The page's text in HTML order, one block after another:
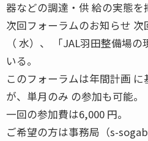
器などの調達・供 給の実態を
次回フォーラムのお知らせ 次
（ 水）、 「JAL羽田整備場
いる。
このフォーラムは年間計画
が、単月のみ の参加も可能。
一回の参加費は6,000 円。
ご希望の方は事務局（s-